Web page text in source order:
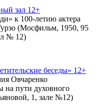
зал 12+
к 100-летию актера
(Мосфильм, 1950, 95
№ 12)
беседы» 12+
Овчаренко
на пути духовного
1, зале №12)